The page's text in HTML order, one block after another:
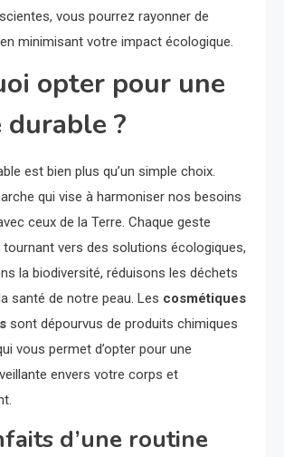
vous pourrez rayonner de
minimisant votre impact écologique.
opter pour une
durable ?
est bien plus qu’un simple choix.
qui vise à harmoniser nos besoins
ceux de la Terre. Chaque geste
tournant vers des solutions écologiques,
la biodiversité, réduisons les déchets
santé de notre peau. Les cosmétiques
sont dépourvus de produits chimiques
vous permet d’opter pour une
envers votre corps et
d’une routine